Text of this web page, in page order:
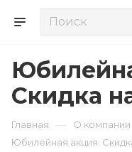
Скидка
Главная — О компании
Юбилейная акция.